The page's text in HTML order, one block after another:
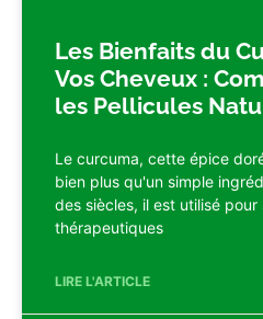
Les Bienfaits du
Vos Cheveux :
les Pellicules
Le curcuma, cette épice
bien plus qu'un simple
des siècles, il est utilisé
thérapeutiques
LIRE L'ARTICLE